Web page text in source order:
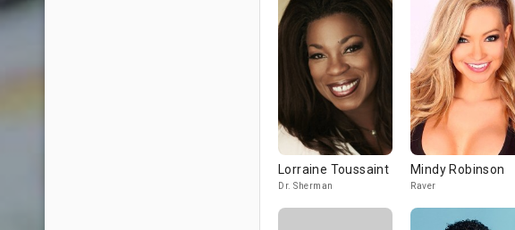
Lorraine Toussaint
Dr. Sherman
Mindy Robinson
Raver